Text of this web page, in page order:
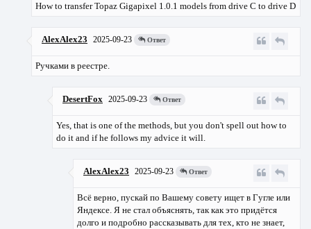
How to transfer Topaz Gigapixel 1.0.1 models from drive C to drive D
AlexAlex23 2025-09-23 Ответ
Ручками в реестре.
DesertFox 2025-09-23 Ответ
Yes, that is one of the methods, but you don't spell out how to
do it and if he follows my advice it will.
AlexAlex23 2025-09-23 Ответ
Всё верно, пускай по Вашему совету ищет в Гугле или
Яндексе. Я не стал объяснять, так как это придётся
долго и подробно рассказывать для тех, кто не знает,